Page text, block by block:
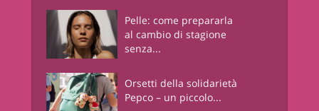
Pelle: come prepararla
al cambio di stagione
senza...
Orsetti della solidarietà
Pepco – un piccolo...